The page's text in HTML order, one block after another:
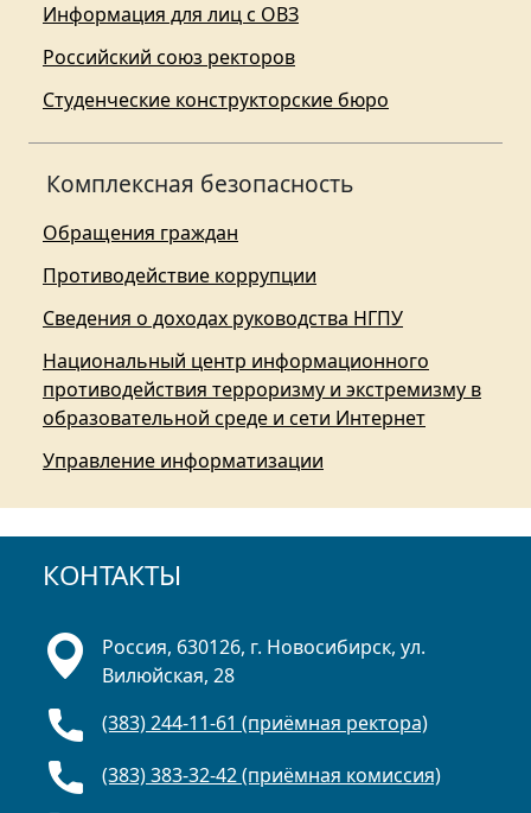
Информация для лиц с ОВЗ
Российский союз ректоров
Студенческие конструкторские бюро
Комплексная безопасность
Обращения граждан
Противодействие коррупции
Сведения о доходах руководства НГПУ
Национальный центр информационного
противодействия терроризму и экстремизму в
образовательной среде и сети Интернет
Управление информатизации
КОНТАКТЫ
Россия, 630126, г. Новосибирск, ул.
Вилюйская, 28
(383) 244-11-61 (приёмная ректора)
(383) 383-32-42 (приёмная комиссия)